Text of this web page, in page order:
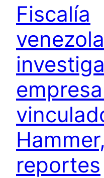
Fiscalía
reportes